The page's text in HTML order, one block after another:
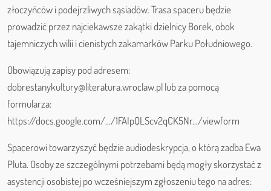
złoczyńców i podejrzliwych sąsiadów. Trasa spaceru będzie
prowadzić przez najciekawsze zakątki dzielnicy Borek, obok
tajemniczych wilii i cienistych zakamarków Parku Południowego.
Obowiązują zapisy pod adresem:
dobrestanykultury@literatura.wroclaw.pl lub za pomocą
formularza:
https://docs.google.com/.../1FAIpQLScv2qCK5Nr.../viewform
Spacerowi towarzyszyć będzie audiodeskrypcja, o którą zadba Ewa
Pluta. Osoby ze szczególnymi potrzebami będą mogły skorzystać z
asystencji osobistej po wcześniejszym zgłoszeniu tego na adres: